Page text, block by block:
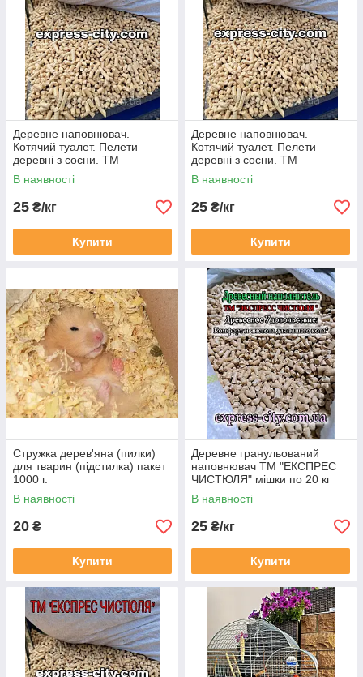
Деревне наповнювач.
Котячий туалет. Пелети
деревні з сосни. ТМ
"ЕКСПРЕС ЧИСТЮЛЯ"
упаковка 5 кг
В наявності
25 ₴/кг
Купити
Деревне наповнювач.
Котячий туалет. Пелети
деревні з сосни. ТМ
"ЕКСПРЕС ЧИСТЮЛЯ"
упаковка 10 кг.
В наявності
25 ₴/кг
Купити
Стружка дерев'яна (пилки)
для тварин (підстилка) пакет
1000 г.
В наявності
20 ₴
Купити
Деревне гранульований
наповнювач ТМ "ЕКСПРЕС
ЧИСТЮЛЯ" мішки по 20 кг
В наявності
25 ₴/кг
Купити